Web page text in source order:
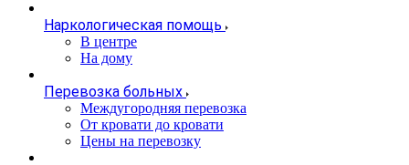
Наркологическая помощь
В центре
На дому
Перевозка больных
Междугородняя перевозка
От кровати до кровати
Цены на перевозку